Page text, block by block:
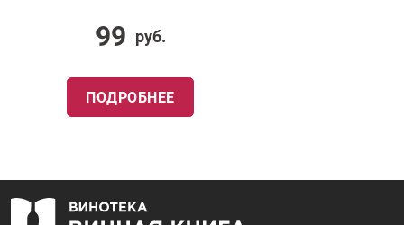
99 руб.
ПОДРОБНЕЕ